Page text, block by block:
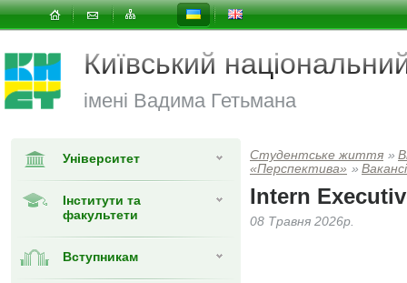
Київський
імені Вадима Гетьмана
Університет
Інститути та
факультети
Вступникам
Студентське життя »
«Перспектива» »
Intern
08 Травня 2026р.